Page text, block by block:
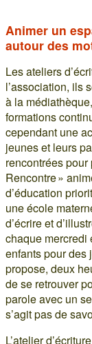
Animer un
autour des
Les ateliers
l’association, ils
à la
formations
cependant une
jeunes et leurs
rencontrées
Rencontre »
d’éducation
une école
d’écrire et
chaque mercredi
enfants pour des
propose, deux
de se retrouver
parole avec un
s’agit pas de
L’atelier